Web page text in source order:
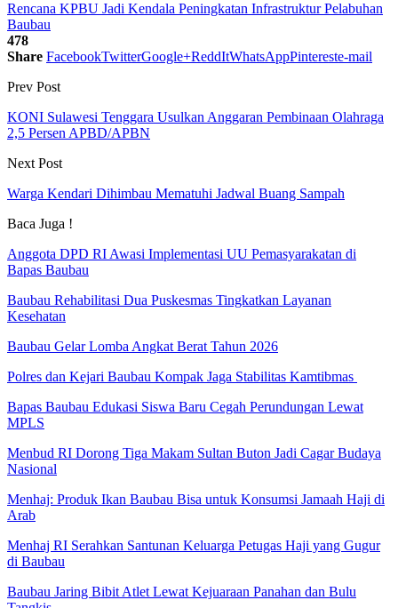
Rencana KPBU Jadi Kendala Peningkatan Infrastruktur Pelabuhan
Baubau
478
Share FacebookTwitterGoogle+ReddItWhatsAppPintereste-mail
Prev Post
KONI Sulawesi Tenggara Usulkan Anggaran Pembinaan Olahraga
2,5 Persen APBD/APBN
Next Post
Warga Kendari Dihimbau Mematuhi Jadwal Buang Sampah
Baca Juga !
Anggota DPD RI Awasi Implementasi UU Pemasyarakatan di
Bapas Baubau
Baubau Rehabilitasi Dua Puskesmas Tingkatkan Layanan
Kesehatan
Baubau Gelar Lomba Angkat Berat Tahun 2026
Polres dan Kejari Baubau Kompak Jaga Stabilitas Kamtibmas
Bapas Baubau Edukasi Siswa Baru Cegah Perundungan Lewat
MPLS
Menbud RI Dorong Tiga Makam Sultan Buton Jadi Cagar Budaya
Nasional
Menhaj: Produk Ikan Baubau Bisa untuk Konsumsi Jamaah Haji di
Arab
Menhaj RI Serahkan Santunan Keluarga Petugas Haji yang Gugur
di Baubau
Baubau Jaring Bibit Atlet Lewat Kejuaraan Panahan dan Bulu